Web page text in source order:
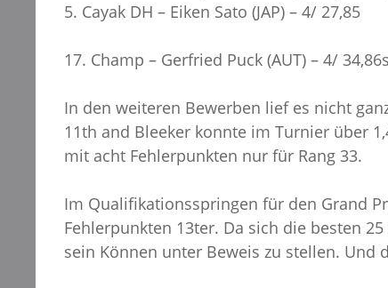
5. Cayak DH – Eiken Sato (JAP) – 4/ 27,85
17. Champ – Gerfried Puck (AUT) – 4/ 34,86s
In den weiteren Bewerben lief es nicht
11th and Bleeker konnte im Turnier über
mit acht Fehlerpunkten nur für Rang 33.
Im Qualifikationsspringen für den Grand
Fehlerpunkten 13ter. Da sich die besten
sein Können unter Beweis zu stellen. Und